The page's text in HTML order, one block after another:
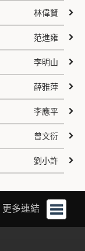
林偉賢
范進雍
李明山
薛雅萍
李應平
曾文衍
劉小許
更多連結